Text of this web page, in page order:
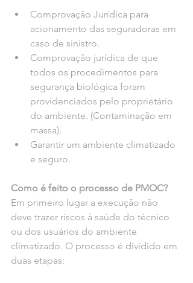
Comprovação Jurídica para
acionamento das seguradoras em
caso de sinistro.
Comprovação jurídica de que
todos os procedimentos para
segurança biológica foram
providenciados pelo proprietário
do ambiente. (Contaminação em
massa).
Garantir um ambiente climatizado
e seguro.
Como é feito o processo de PMOC?
Em primeiro lugar a execução não
deve trazer riscos à saúde do técnico
ou dos usuários do ambiente
climatizado. O processo é dividido em
duas etapas: